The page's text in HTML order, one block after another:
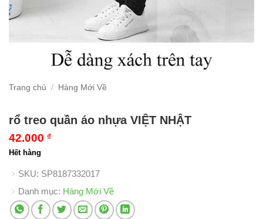
Trang chủ / Hàng Mới Về
rổ treo quần áo nhựa VIỆT NHẬT
42.000 ₫
Hết hàng
SKU: SP8187332017
Danh mục: Hàng Mới Về